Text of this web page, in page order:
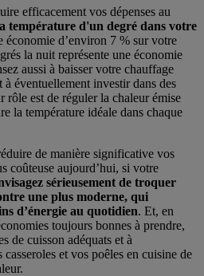
efficacement vos dépenses au
température d'un degré dans votre
économie d’environ 7 % sur votre
la nuit représente une économie
aussi à baisser votre chauffage
à éventuellement investir dans des
rôle est de réguler la chaleur émise
la température idéale dans chaque
de manière significative vos
coûteuse aujourd’hui, si votre
sérieusement de troquer
une plus moderne, qui
d’énergie au quotidien. Et, en
toujours bonnes à prendre,
de cuisson adéquats et à
et vos poêles en cuisine de